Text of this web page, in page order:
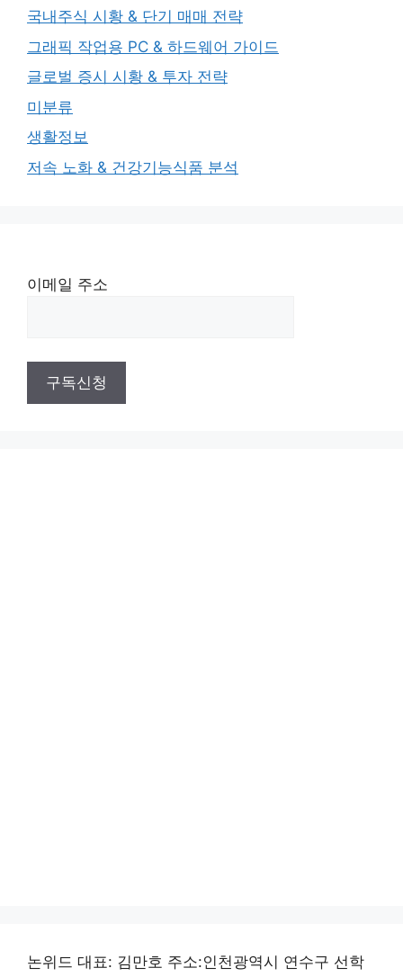
국내주식 시황 & 단기 매매 전략
그래픽 작업용 PC & 하드웨어 가이드
글로벌 증시 시황 & 투자 전략
미분류
생활정보
저속 노화 & 건강기능식품 분석
이메일 주소
논위드 대표: 김만호 주소:인천광역시 연수구 선학